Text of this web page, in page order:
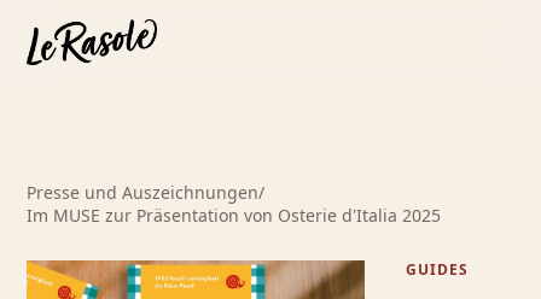
Presse und Auszeichnungen/
Im MUSE zur Präsentation von Osterie d'Italia 2025
GUIDES